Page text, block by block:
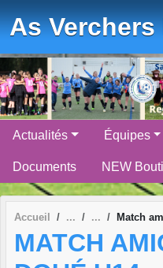
As Verchers
Actualités Équipes
Documents NEW
Accueil Match
MATCH